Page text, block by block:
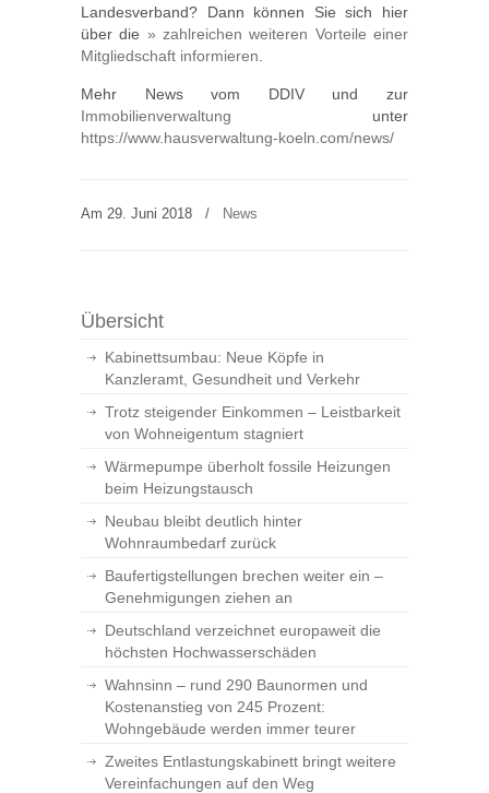
Landesverband? Dann können Sie sich hier
über die » zahlreichen weiteren Vorteile einer
Mitgliedschaft informieren
Mehr News vom DDIV und zur
Immobilienverwaltung unter
https://www.hausverwaltung-koeln.com/news/
Am 29. Juni 2018 / News
Übersicht
Kabinettsumbau: Neue Köpfe in
Kanzleramt, Gesundheit und Verkehr
Trotz steigender Einkommen – Leistbarkeit
von Wohneigentum stagniert
Wärmepumpe überholt fossile Heizungen
beim Heizungstausch
Neubau bleibt deutlich hinter
Wohnraumbedarf zurück
Baufertigstellungen brechen weiter ein –
Genehmigungen ziehen an
Deutschland verzeichnet europaweit die
höchsten Hochwasserschäden
Wahnsinn – rund 290 Baunormen und
Kostenanstieg von 245 Prozent:
Wohngebäude werden immer teurer
Zweites Entlastungskabinett bringt weitere
Vereinfachungen auf den Weg